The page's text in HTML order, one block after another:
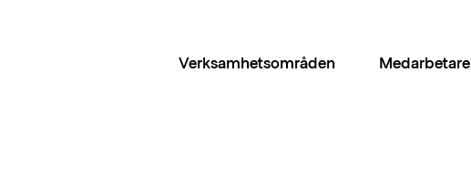
Verksamhetsområden Medarbetare